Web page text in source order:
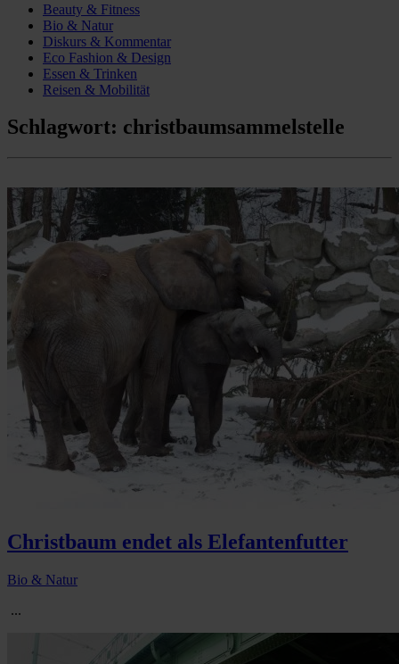
Beauty & Fitness
Bio & Natur
Diskurs & Kommentar
Eco Fashion & Design
Essen & Trinken
Reisen & Mobilität
Schlagwort: christbaumsammelstelle
Christbaum endet als Elefantenfutter
Bio & Natur
...